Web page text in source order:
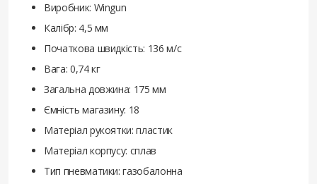
Виробник: Wingun
Калібр: 4,5 мм
Початкова швидкість: 136 м/с
Вага: 0,74 кг
Загальна довжина: 175 мм
Ємність магазину: 18
Матеріал рукоятки: пластик
Матеріал корпусу: сплав
Тип пневматики: газобалонна